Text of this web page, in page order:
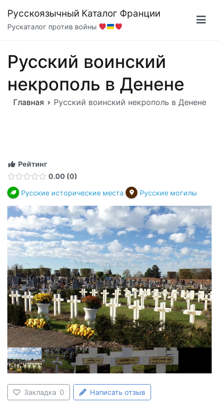
содержимому
Русскоязычный Каталог Франции
Рускаталог против войны
Русский воинский
некрополь в Денене
Главная Русский воинский некрополь в Денене
Рейтинг
0.00 0
Русские исторические места
Русские могилы
Закладка 0 Написать отзыв